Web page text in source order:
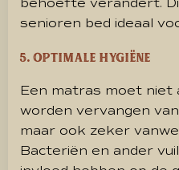
behoefte verandert.
senioren bed ideaal
5. Optimale hygiëne
Een matras moet niet
worden vervangen
maar ook zeker
Bacteriën en ander